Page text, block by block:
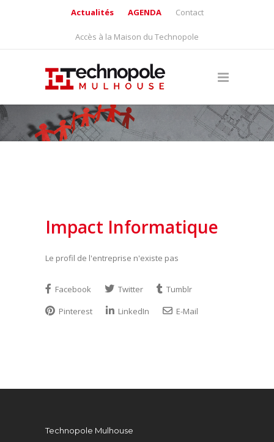
Actualités AGENDA Contact
Accès à la Maison du Technopole
Impact Informatique
Le profil de l'entreprise n'existe pas
Facebook Twitter
Tumblr
Pinterest
LinkedIn E-Mail
Technopole Mulhouse